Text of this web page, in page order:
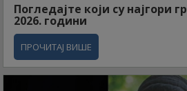
Погледајте који су најгори
2026. години
ПРОЧИТАЈ ВИШЕ